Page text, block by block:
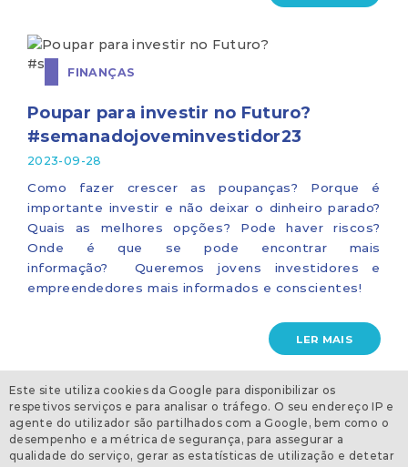
FINANÇAS
Poupar para investir no Futuro?
#semanadojoveminvestidor23
2023-09-28
Como fazer crescer as poupanças? Porque é
importante investir e não deixar o dinheiro parado?
Quais as melhores opções? Pode haver riscos?
Onde é que se pode encontrar mais
informação? Queremos jovens investidores e
empreendedores mais informados e conscientes!
LER MAIS
Este site utiliza cookies da Google para disponibilizar os
respetivos serviços e para analisar o tráfego. O seu endereço IP e
agente do utilizador são partilhados com a Google, bem como o
desempenho e a métrica de segurança, para assegurar a
qualidade do serviço, gerar as estatísticas de utilização e detetar